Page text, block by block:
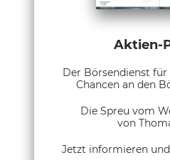
Aktien-
Der Börsendienst
Chancen an den
Die Spreu vom
von
Jetzt informieren